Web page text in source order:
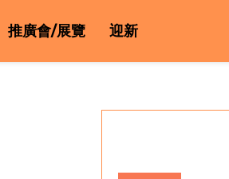
推廣會/展覽 迎新